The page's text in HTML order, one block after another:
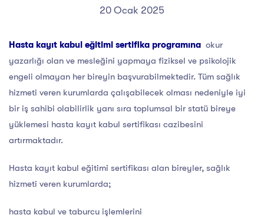
20 Ocak 2025
Hasta kayıt kabul eğitimi sertifika programına okur
yazarlığı olan ve mesleğini yapmaya fiziksel ve psikolojik
engeli olmayan her bireyin başvurabilmektedir. Tüm sağlık
hizmeti veren kurumlarda çalışabilecek olması nedeniyle iyi
bir iş sahibi olabilirlik yanı sıra toplumsal bir statü bireye
yüklemesi hasta kayıt kabul sertifikası cazibesini
artırmaktadır.
Hasta kayıt kabul eğitimi sertifikası alan bireyler, sağlık
hizmeti veren kurumlarda;
hasta kabul ve taburcu işlemlerini